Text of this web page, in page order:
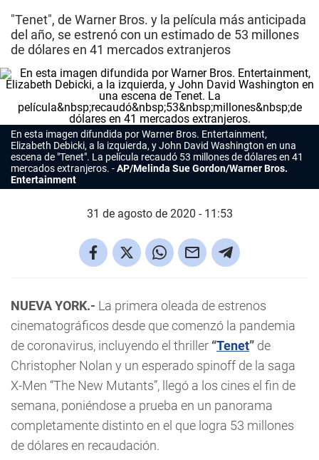
"Tenet", de Warner Bros. y la película más anticipada
del año, se estrenó con un estimado de 53 millones
de dólares en 41 mercados extranjeros
En esta imagen difundida por Warner Bros. Entertainment,
Elizabeth Debicki, a la izquierda, y John David Washington en una
escena de "Tenet". La película recaudó 53 millones de dólaresen 41
mercados extranjeros.
AP/Melinda Sue Gordon/Warner Bros.
Entertainment
31 de agosto de 2020 - 11:53
NUEVA YORK.- La primera oleada de estrenos
cinematográficos desde que comenzó la pandemia
de coronavirus, incluyendo el thriller “Tenet” de
Christopher Nolan y un esperado spinoff de la saga
X-Men “The New Mutants”, llegó a los cines el fin de
semana, poniéndose a prueba en un panorama
completamente distinto en el que logra 53 millones
de dólares en recaudación.